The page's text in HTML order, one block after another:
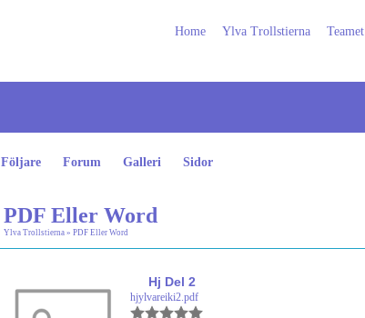
Home Ylva Trollstierna Teamet
Följare Forum Galleri Sidor
PDF Eller Word
Ylva Trollstierna » PDF Eller Word
Hj Del 2
hjylvareiki2.pdf